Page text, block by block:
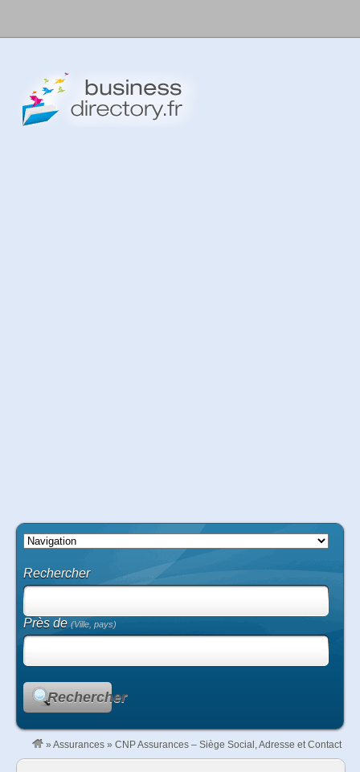
Rechercher
Près de(Ville, pays)
Rechercher
» Assurances » CNP Assurances – Siège Social, Adresse et Contact